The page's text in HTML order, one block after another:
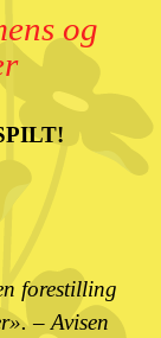
og
forestilling
– Avisen